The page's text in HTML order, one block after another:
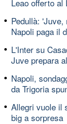
Leao offerto al
Pedullà:
Napoli paga il
L'Inter su
Juve prepara
Napoli,
da Trigoria
Allegri vuole il
big a sorpresa